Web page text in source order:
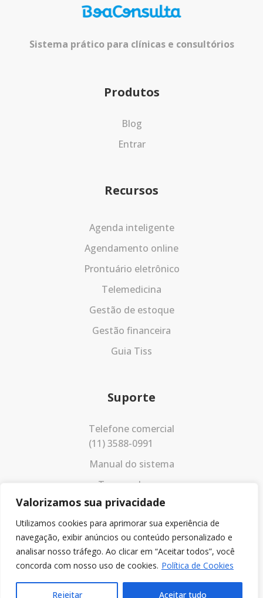
Valorizamos sua privacidade
Utilizamos cookies para aprimorar sua experiência de
navegação, exibir anúncios ou conteúdo personalizado e
analisar nosso tráfego. Ao clicar em “Aceitar todos”, você
concorda com nosso uso de cookies. Política de Cookies
Rejeitar Aceitar tudo
Sistema prático para clínicas e consultórios
Produtos
Blog
Entrar
Recursos
Agenda inteligente
Agendamento online
Prontuário eletrônico
Telemedicina
Gestão de estoque
Gestão financeira
Guia Tiss
Suporte
Telefone comercial
(11) 3588-0991
Manual do sistema
Termos de uso
Política de privacidade